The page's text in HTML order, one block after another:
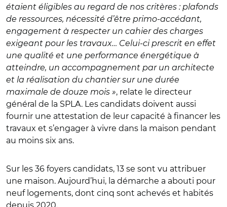
étaient éligibles au regard de nos critères : plafonds
de ressources, nécessité d’être primo-accédant,
engagement à respecter un cahier des charges
exigeant pour les travaux… Celui-ci prescrit en effet
une qualité et une performance énergétique à
atteindre, un accompagnement par un architecte
et la réalisation du chantier sur une durée
maximale de douze mois », relate le directeur
général de la SPLA. Les candidats doivent aussi
fournir une attestation de leur capacité à financer les
travaux et s’engager à vivre dans la maison pendant
au moins six ans.
Sur les 36 foyers candidats, 13 se sont vu attribuer
une maison. Aujourd’hui, la démarche a abouti pour
neuf logements, dont cinq sont achevés et habités
depuis 2020.